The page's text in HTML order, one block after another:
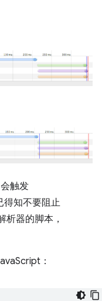
触发
得知不要阻止
器的脚本，
：